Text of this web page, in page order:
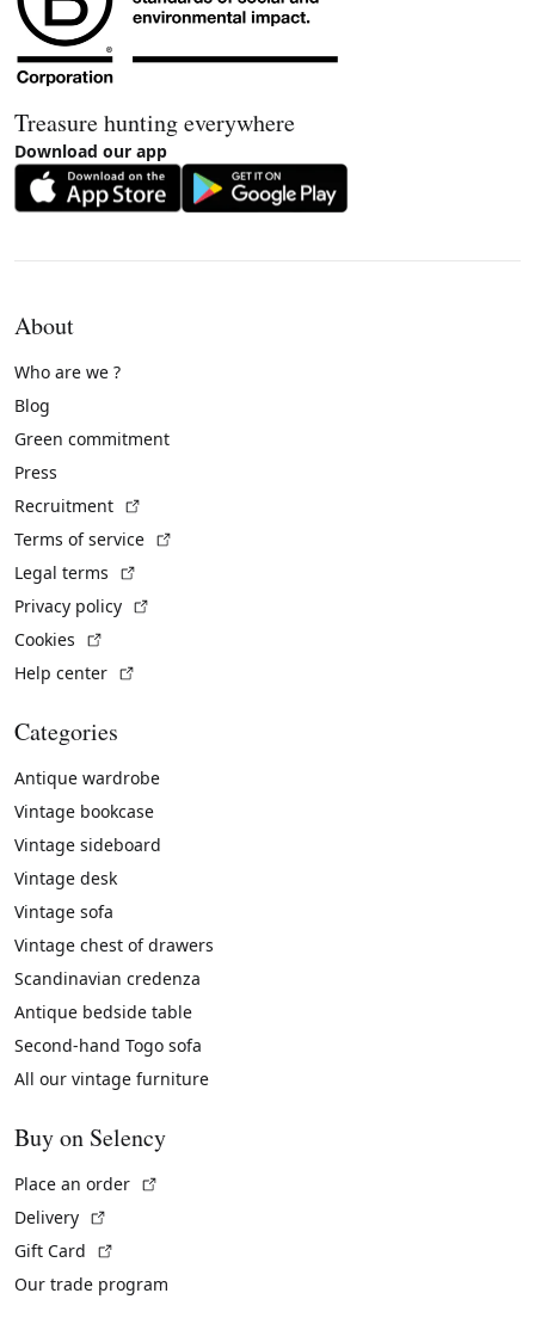
Treasure hunting everywhere
Download our app
About
Who are we ?
Blog
Green commitment
Press
Recruitment
Terms of service
Legal terms
Privacy policy
Cookies
Help center
Categories
Antique wardrobe
Vintage bookcase
Vintage sideboard
Vintage desk
Vintage sofa
Vintage chest of drawers
Scandinavian credenza
Antique bedside table
Second-hand Togo sofa
All our vintage furniture
Buy on Selency
Place an order
Delivery
Gift Card
Our trade program